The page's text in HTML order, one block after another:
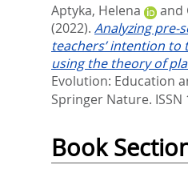
Aptyka, Helena and
(2022). Analyzing pre-
teachers’ intention to
using the theory of
Evolution: Education
Springer Nature. ISSN
Book